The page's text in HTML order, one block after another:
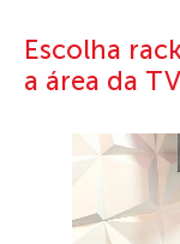
Escolha
a área da TV